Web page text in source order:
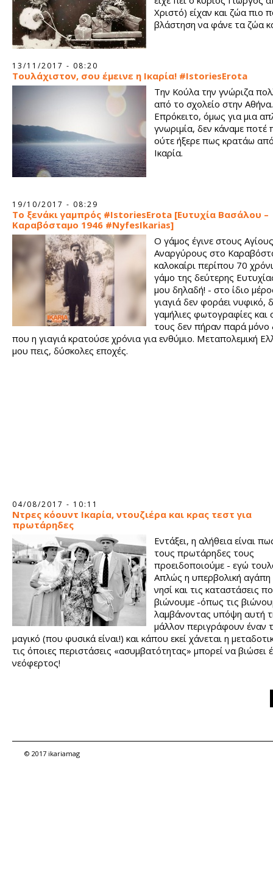
Χριστό) είχαν και ζώα πιο
βλάστηση να φάνε τα ζώα
13/11/2017 - 08:20
Τουλάχιστον, σου έμεινε η Ικαρία! #IstoriesErota
Την Κούλα την γνώριζα
από το σχολείο στην Αθήνα.
Επρόκειτο, όμως για μια
γνωριμία, δεν κάναμε ποτέ
ούτε ήξερε πως κρατάω
Ικαρία.
19/10/2017 - 08:29
Το ξενάκι γαμπρός #IstoriesErota [Eυτυχία Βασάλου –
Καραβόσταμο 1946 #NyfesIkarias]
Ο γάμος έγινε στους Αγίους
Αναργύρους στο
καλοκαίρι περίπου 70
γάμο της δεύτερης
μου δηλαδή! - στο ίδιο
γιαγιά δεν φοράει νυφικό,
γαμήλιες φωτογραφίες και
τους δεν πήραν παρά
που η γιαγιά κρατούσε χρόνια για ενθύμιο. Μεταπολεμική
μου πεις, δύσκολες εποχές.
04/08/2017 - 10:11
Ντρες κόουντ Ικαρία, ντουζιέρα και κρας τεστ για
πρωτάρηδες
Εντάξει, η αλήθεια είναι
τους πρωτάρηδες τους
προειδοποιούμε - εγώ
Απλώς η υπερβολική αγάπη
νησί και τις καταστάσεις
βιώνουμε -όπως τις
λαμβάνοντας υπόψη αυτή
μάλλον περιγράφουν έναν
μαγικό (που φυσικά είναι!) και κάπου εκεί χάνεται η
τις όποιες περιστάσεις «ασυμβατότητας» μπορεί να βιώσει
νεόφερτος!
© 2017 ikariamag